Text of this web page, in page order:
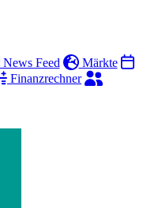
News Feed
Märkte
Finanzrechner